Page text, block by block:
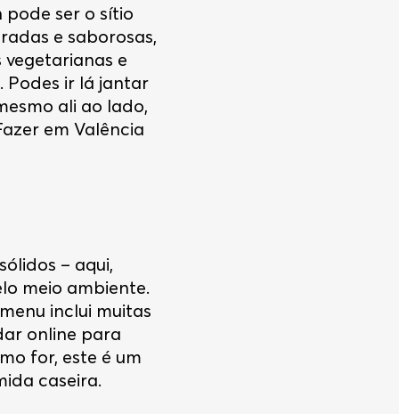
ser o sítio
e saborosas,
e
Podes ir lá jantar
ali ao lado,
em Valência
– aqui,
meio ambiente.
inclui muitas
online para
for, este é um
caseira.